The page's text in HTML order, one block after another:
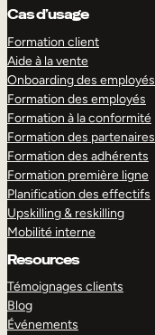
Cas d’usage
Formation client
Aide à la vente
Onboarding des employés
Formation des employés
Formation à la conformité
Formation des partenaires
Formation des adhérents
Formation première ligne
Planification des effectifs
Upskilling & reskilling
Mobilité interne
Resources
Témoignages clients
Blog
Événements